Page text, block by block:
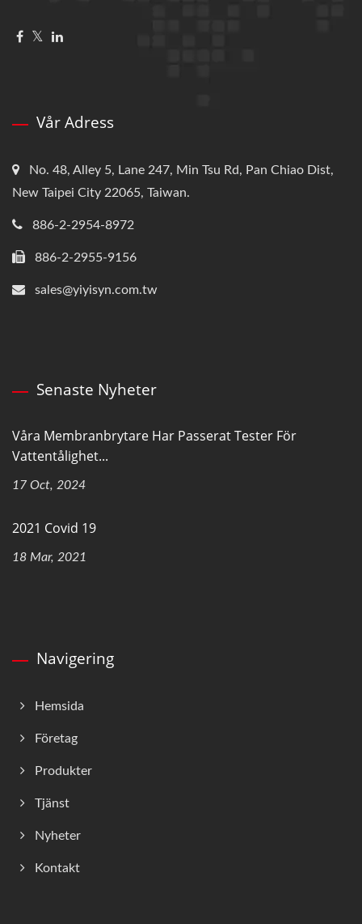
Vår Adress
No. 48, Alley 5, Lane 247, Min Tsu Rd, Pan Chiao Dist,
New Taipei City 22065, Taiwan.
886-2-2954-8972
886-2-2955-9156
sales@yiyisyn.com.tw
Senaste Nyheter
Våra Membranbrytare Har Passerat Tester För
Vattentålighet...
17 Oct, 2024
2021 Covid 19
18 Mar, 2021
Navigering
Hemsida
Företag
Produkter
Tjänst
Nyheter
Kontakt